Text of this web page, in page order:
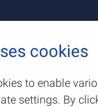
cookies
to enable
settings. By